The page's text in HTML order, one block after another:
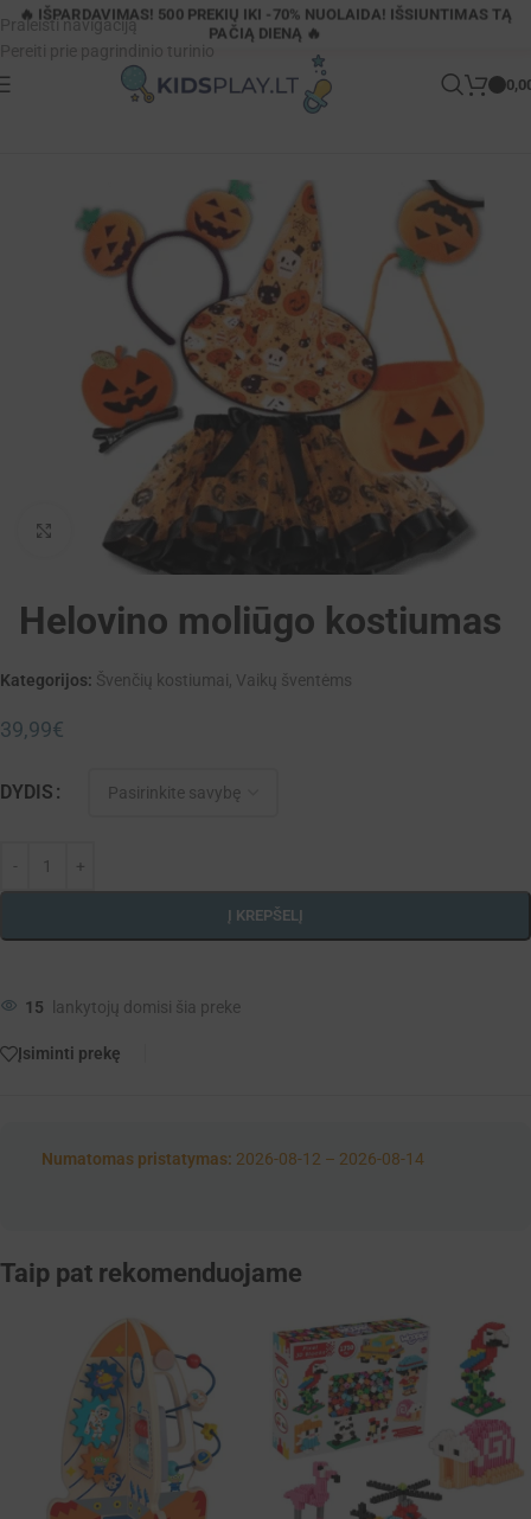
Praleisti navigaciją
Pereiti prie pagrindinio turinio
🔥 IŠPARDAVIMAS! 500 PREKIŲ IKI -70% NUOLAIDA! IŠSIUNTIMAS TĄ
PAČIĄ DIENĄ 🔥
Parduotuvė Helovino moliūgo kostiumas
Padidinti
Helovino moliūgo kostiumas
Kategorijos: Švenčių kostiumai, Vaikų šventėms
39,99€
DYDIS
Į KREPŠELĮ
15 lankytojų domisi šia preke
Įsiminti prekę
Numatomas pristatymas: 2026-08-12 – 2026-08-14
Taip pat rekomenduojame